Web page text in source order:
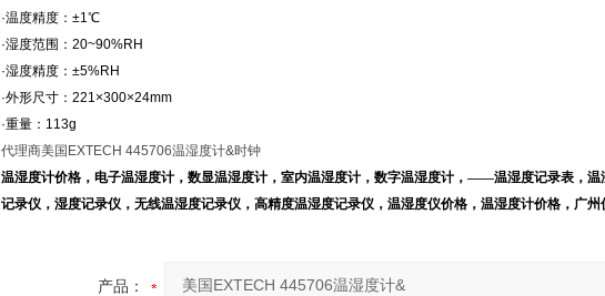
·温度精度：±1℃
·湿度范围：20~90%RH
·湿度精度：±5%RH
·外形尺寸：221×300×24mm
·重量：113g
代理商美国EXTECH 445706温湿度计&时钟
温湿度计价格， 电子温湿度计 ， 数显温湿度计 ， 室内温湿度计 ， 数字温湿度计 ，——温湿度记录表 ，
记录仪，湿度记录仪，无线温湿度记录仪，高精度温湿度记录仪， 温湿度仪价格 ， 温湿度计价格 ， 广州
产品：